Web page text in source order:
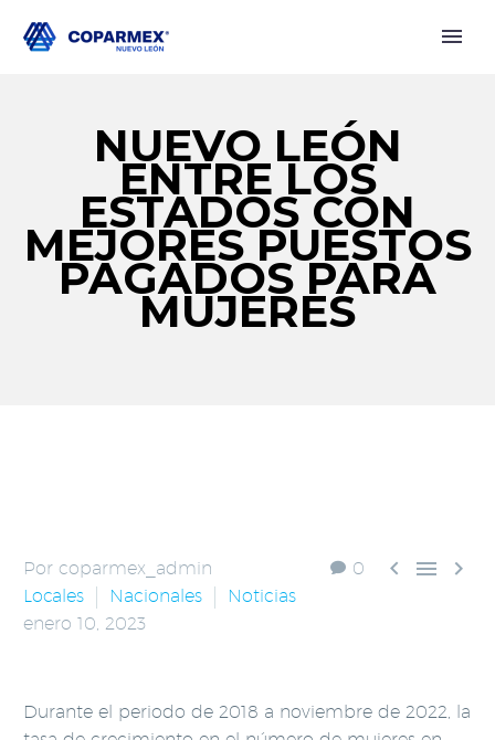
NUEVO LEÓN
ENTRE LOS
ESTADOS CON
MEJORES PUESTOS
PAGADOS PARA
MUJERES
0   
Por coparmex_admin
Locales
Nacionales
Noticias
enero 10, 2023
Durante el periodo de 2018 a noviembre de 2022, la